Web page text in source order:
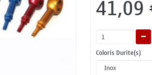
41,09
Coloris Durite(s)